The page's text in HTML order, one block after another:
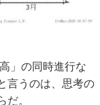
」の同時進行な
言うのは、思考の
だ。